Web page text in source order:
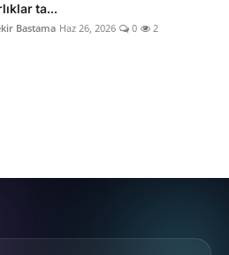
ta...
Bastama Haz 26, 2026 0 2